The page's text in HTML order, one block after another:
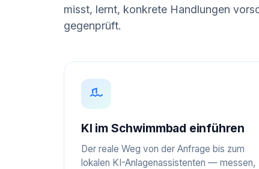
misst, lernt, konkrete Handlungen
gegenprüft.
KI im Schwimmbad einführen
Der reale Weg von der Anfrage bis zum
lokalen KI-Anlagenassistenten — messen,